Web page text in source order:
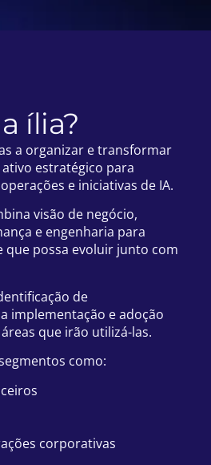
ília?
a organizar e transformar
estratégico para
e iniciativas de IA.
visão de negócio,
e engenharia para
que possa evoluir junto com
de
implementação e adoção
que irão utilizá-las.
como:
corporativas